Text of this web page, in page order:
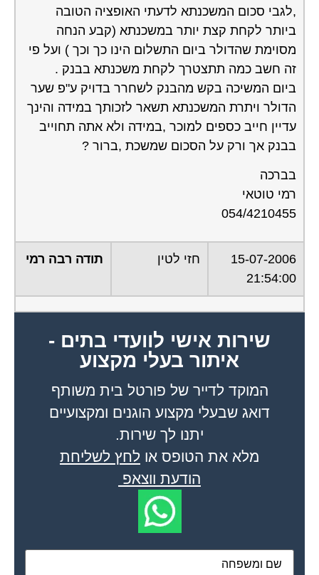
,לגבי סכום המשכנתא לדעתי האופציה הטובה
ביותר לקחת קצת יותר במשכנתא (קבע הנחה
מסוימת שהדולר ביום התשלום הינו כך וכך ) ועל פי
זה חשב כמה תתצטרך לקחת משכנתא בבנק .
ביום המשיכה בקש מהבנק לשחרר בדויק ע"פ שער
הדולר ויתרת המשכנתא תשאר לזכותך במידה והינך
עדיין חייב כספים למוכר ,במידה ולא אתה תחוייב
בבנק אך ורק על הסכום שמשכת ,ברור ?
בברכה
רמי טוטאי
054/4210455
15-07-2006
21:54:00
חזי לטין תודה רבה רמי
שירות אישי לוועדי בתים -
איתור בעלי מקצוע
המוקד לדייר של פורטל בית משותף
דואג שבעלי מקצוע הוגנים ומקצועיים
יתנו לך שירות.
מלא את הטופס או לחץ לשליחת
הודעת ווצאפ